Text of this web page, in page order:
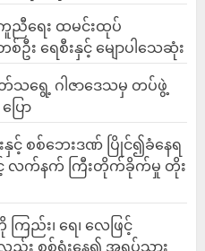
ညီရေး ထမင်းထုပ်
ရေစီးနှင့် မျောပါသေဆုံး
ရွေ့ ဂါဇာဒေသမှ တပ်ဖွဲ့
ော
င့် စစ်ဘေးဒဏ် ပြိုင်၍ခံနေရ
င့် လက်နက် ကြီးတိုက်ခိုက်မှု တိုး
ည်း၊ ရေ၊ လေဖြင့်
း စစ်ရှုံးနေ၍ အရပ်သား